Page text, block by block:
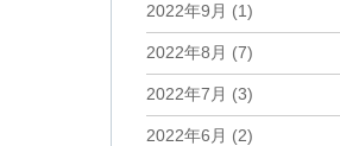
2022年9月 (1)
2022年8月 (7)
2022年7月 (3)
2022年6月 (2)